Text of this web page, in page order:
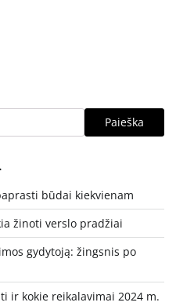
Paieška
būdai kiekvienam
žinoti verslo pradžiai
gydytoją: žingsnis po
ir kokie reikalavimai 2024 m.